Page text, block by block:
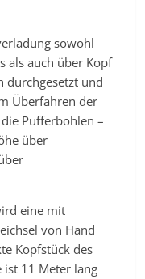
sowohl
als auch über Kopf
durchgesetzt und
Überfahren der
Pufferbohlen –
über
eine mit
von Hand
Kopfstück des
ist 11 Meter lang